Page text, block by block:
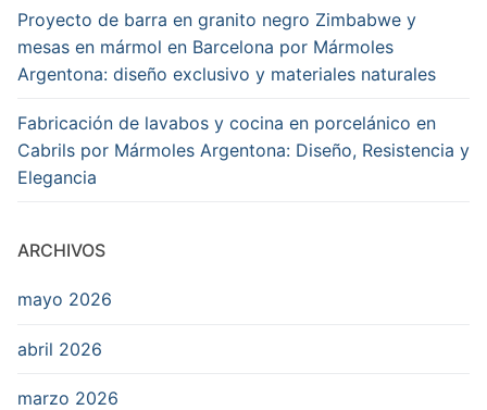
Publisher
Name
marmoles
argentona
Publisher
Logo
Proyecto de barra en granito negro Zimbabwe y
mesas en mármol en Barcelona por Mármoles
Argentona: diseño exclusivo y materiales naturales
Fabricación de lavabos y cocina en porcelánico en
Cabrils por Mármoles Argentona: Diseño, Resistencia y
Elegancia
ARCHIVOS
mayo 2026
abril 2026
marzo 2026